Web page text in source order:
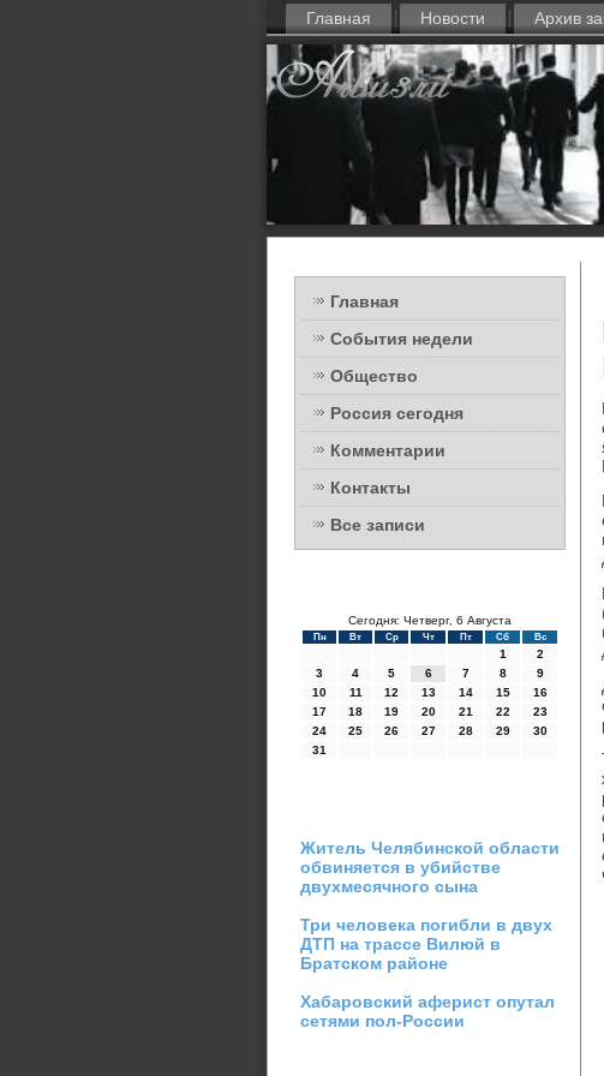
Главная Новости Архив
Главная
События недели
Общество
Россия сегодня
Комментарии
Контакты
Все записи
Сегодня: Четверг, 6 Августа
Пн Вт Ср Чт Пт Сб Вс
1
2
3
4 5 6 7 8
9
10
11 12 13 14 15
16
17
18 19 20 21 22
23
24
25 26 27 28 29
30
31
Житель Челябинской области
обвиняется в убийстве
двухмесячного сына
Три человека погибли в двух
ДТП на трассе Вилюй в
Братском районе
Хабаровский аферист опутал
сетями пол-России